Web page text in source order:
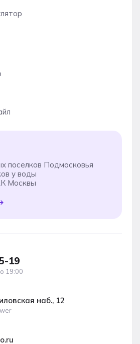
поселков Подмосковья
у воды
Москвы
19
19:00
наб., 12